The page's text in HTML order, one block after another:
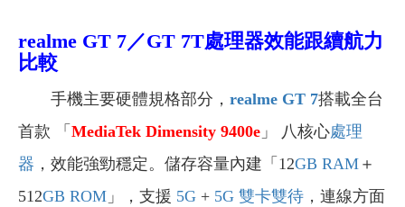
realme GT 7／GT 7T處理器效能跟續航力
比較
手機主要硬體規格部分， realme GT 7搭載全台
首款 「 MediaTek Dimensity 9400e 」 八核心處理
器 ，效能強勁穩定。儲存容量內建「12GB RAM ＋
512GB ROM 」，支援 5G + 5G 雙卡雙待 ，連線方面